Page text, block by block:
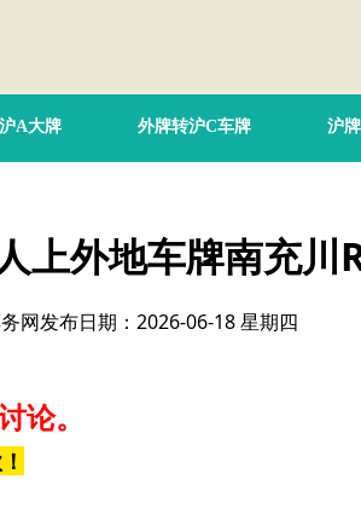
A大牌 外牌转沪C车牌 沪
上外地车牌南充川
网发布日期：2026-06-18 星期四
论。